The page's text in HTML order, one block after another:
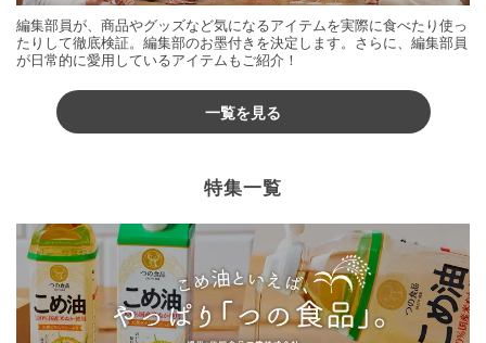
編集部員が、商品やグッズなど気になるアイテムを実際に食べたり使っ
たりして徹底検証。編集部のお墨付きを決定します。さらに、編集部員
が日常的に愛用しているアイテムもご紹介！
一覧を見る
特集一覧